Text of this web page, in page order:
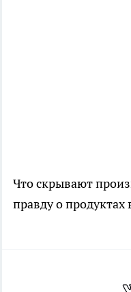
Что скрывают
правду о